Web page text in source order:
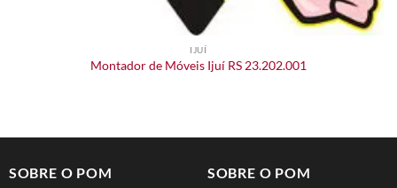
IJUÍ
Montador de Móveis Ijuí RS 23.202.001
SOBRE O POM SOBRE O POM